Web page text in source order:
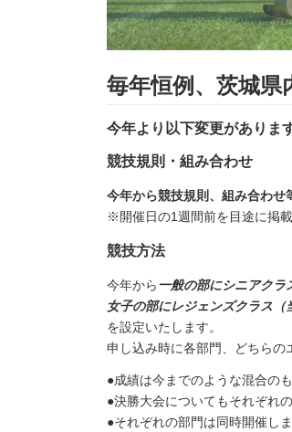
毎年恒例、茨城
今年より以下変更がありま
競技規則・組み合わせ
今年から競技規則、組み合わせ
※開催日の1週間前を目途に掲載
競技方法
今年から 一般の部にシニアクラ
女子の部にレジェンズクラス（
を設定いたします。
申し込み時に各部門、どちらの
●成績は今までのような混合の
●決勝大会についてもそれぞれ
●それぞれの部門は同時開催し